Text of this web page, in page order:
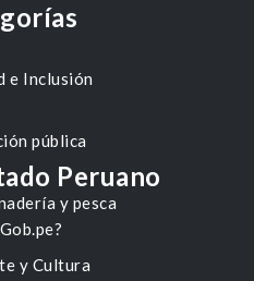
e Inclusión
pública
y pesca
y Cultura
Peruano